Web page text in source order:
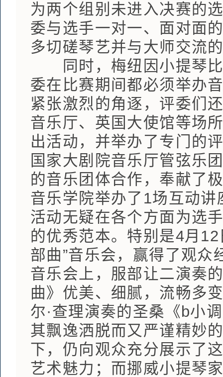
为两个组别未进入决赛的
委与选手一对一、面对面
多切磋琴艺并与大师交流
同时，梅纽因小提琴比
委在比赛期间都必须举办
紧张激烈的角逐，评委们
音乐厅、英国大使馆等场
出活动，并举办了专门的
国家大剧院音乐厅管弦乐
的音乐团体合作，奉献了
音乐学院举办了1场互动
活动无疑在各个方面为选
的优秀范本。特别是4月
部曲”音乐会，赢得了观
音乐会上，服部让二演奏
曲》优美、细腻，流畅多
尔·查理演奏的圣桑《b小
其飘逸洒脱而又严谨精妙
下，仍向观众充分展示了
艺术魅力；而挪威小提琴